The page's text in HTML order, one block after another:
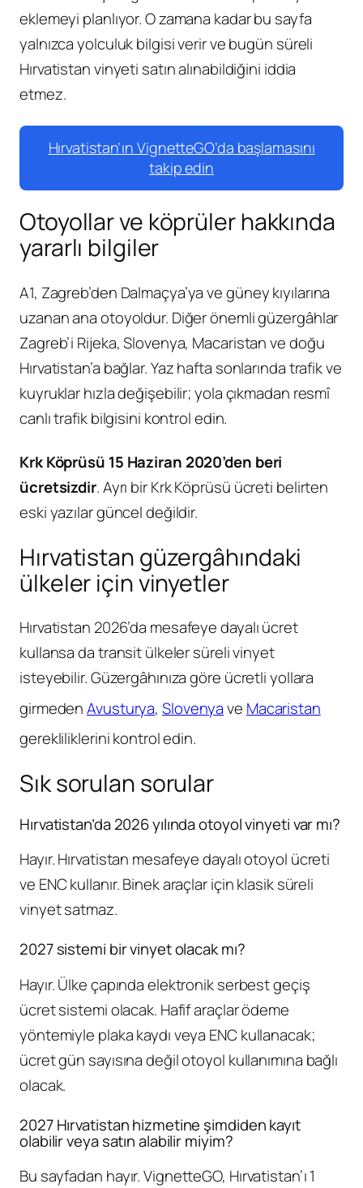
eklemeyi planlıyor. O zamana kadar bu sayfa
yalnızca yolculuk bilgisi verir ve bugün süreli
Hırvatistan vinyeti satın alınabildiğini iddia
etmez.
Hırvatistan’ın VignetteGO’da başlamasını
takip edin
Otoyollar ve köprüler hakkında
yararlı bilgiler
A1, Zagreb’den Dalmaçya’ya ve güney kıyılarına
uzanan ana otoyoldur. Diğer önemli güzergâhlar
Zagreb’i Rijeka, Slovenya, Macaristan ve doğu
Hırvatistan’a bağlar. Yaz hafta sonlarında trafik ve
kuyruklar hızla değişebilir; yola çıkmadan resmî
canlı trafik bilgisini kontrol edin.
Krk Köprüsü 15 Haziran 2020’den beri
ücretsizdir. Ayrı bir Krk Köprüsü ücreti belirten
eski yazılar güncel değildir.
Hırvatistan güzergâhındaki
ülkeler için vinyetler
Hırvatistan 2026’da mesafeye dayalı ücret
kullansa da transit ülkeler süreli vinyet
isteyebilir. Güzergâhınıza göre ücretli yollara
girmedenAvusturya,Slovenyave Macaristan
gerekliliklerini kontrol edin.
Sık sorulan sorular
Hırvatistan’da 2026 yılında otoyol vinyeti var mı?
Hayır. Hırvatistan mesafeye dayalı otoyol ücreti
ve ENC kullanır. Binek araçlar için klasik süreli
vinyet satmaz.
2027 sistemi bir vinyet olacak mı?
Hayır. Ülke çapında elektronik serbest geçiş
ücret sistemi olacak. Hafif araçlar ödeme
yöntemiyle plaka kaydı veya ENC kullanacak;
ücret gün sayısına değil otoyol kullanımına bağlı
olacak.
2027 Hırvatistan hizmetine şimdiden kayıt
olabilir veya satın alabilir miyim?
Bu sayfadan hayır. VignetteGO, Hırvatistan’ı 1